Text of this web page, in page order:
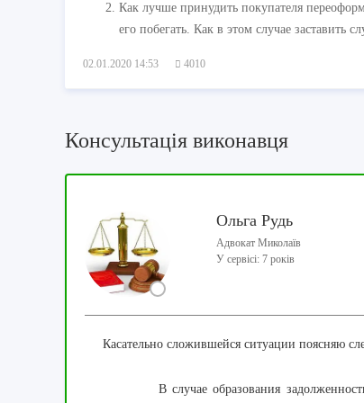
Как лучше принудить покупателя
его побегать. Как в этом случае заставить
02.01.2020 14:53 4010
Консультація виконавця
Ольга Рудь
Адвокат Миколаїв
У сервісі: 7 років
Касательно сложившейся ситуации поясняю
В случае образования задолженности